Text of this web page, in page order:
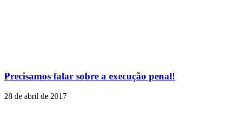
Precisamos falar sobre a execução penal!
28 de abril de 2017